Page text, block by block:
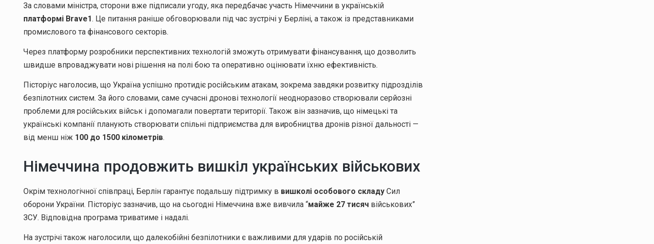
За словами міністра, сторони вже підписали угоду, яка передбачає участь Німеччини в українській
платформі Brave1. Це питання раніше обговорювали під час зустрічі у Берліні, а також із представниками
промислового та фінансового секторів.
Через платформу розробники перспективних технологій зможуть отримувати фінансування, що дозволить
швидше впроваджувати нові рішення на полі бою та оперативно оцінювати їхню ефективність.
Пісторіус наголосив, що Україна успішно протидіє російським атакам, зокрема завдяки розвитку підрозділів
безпілотних систем. За його словами, саме сучасні дронові технології неодноразово створювали серйозні
проблеми для російських військ і допомагали повертати території. Також він зазначив, що німецькі та
українські компанії планують створювати спільні підприємства для виробництва дронів різної дальності —
від менш ніж 100 до 1500 кілометрів.
Німеччина продовжить вишкіл українських військових
Окрім технологічної співпраці, Берлін гарантує подальшу підтримку в вишколі особового складу Сил
оборони України. Пісторіус зазначив, що на сьогодні Німеччина вже вивчила “майже 27 тисяч військових”
ЗСУ. Відповідна програма триватиме і надалі.
На зустрічі також наголосили, що далекобійні безпілотники є важливими для ударів по російській